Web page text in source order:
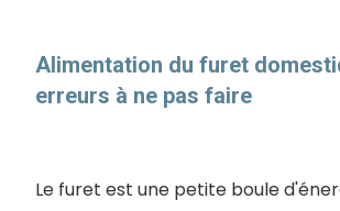
Alimentation du furet
erreurs à ne pas faire
​Le furet est une petite boule